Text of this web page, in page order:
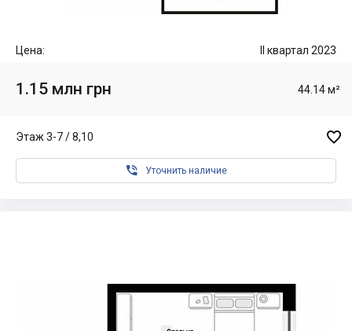
Цена: II квартал 2023
1.15 млн грн 44.14 м²
Этаж 3-7 / 8,10 
 Уточнить наличие